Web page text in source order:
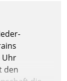
Uhr
den